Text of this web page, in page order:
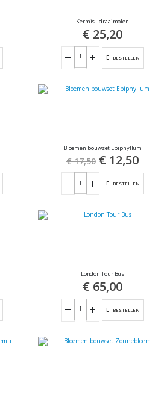
Kermis - draaimolen
€ 25,20
BESTELLEN
Bloemen bouwset Epiphyllum
€ 17,50 Special
Price
€ 12,50
BESTELLEN
London Tour Bus
€ 65,00
BESTELLEN